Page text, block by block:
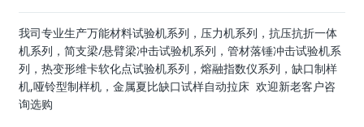
我司专业生产万能材料试验机系列，压力机系列，抗压抗折一体
机系列，简支梁/悬臂梁冲击试验机系列，管材落锤冲击试验机系
列，热变形维卡软化点试验机系列，熔融指数仪系列，缺口制样
机,哑铃型制样机，金属夏比缺口试样自动拉床 欢迎新老客户咨
询选购